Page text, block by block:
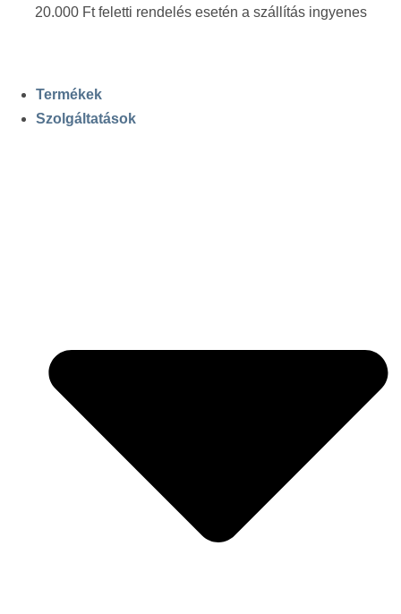
20.000 Ft feletti rendelés esetén a szállítás ingyenes
Termékek
Szolgáltatások